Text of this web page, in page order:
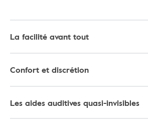
La facilité avant tout
Confort et discrétion
Les aides auditives quasi-invisibles